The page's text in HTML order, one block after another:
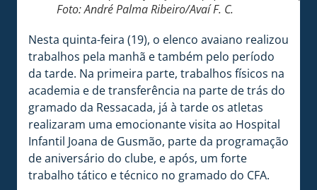
Foto: André Palma Ribeiro/Avaí F. C.
Nesta quinta-feira (19), o elenco avaiano realizou
trabalhos pela manhã e também pelo período
da tarde. Na primeira parte, trabalhos físicos na
academia e de transferência na parte de trás do
gramado da Ressacada, já à tarde os atletas
realizaram uma emocionante visita ao Hospital
Infantil Joana de Gusmão, parte da programação
de aniversário do clube, e após, um forte
trabalho tático e técnico no gramado do CFA.